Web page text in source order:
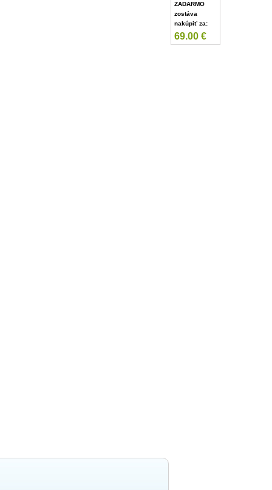
ZADARMO
zostáva
nakúpiť za:
69.00 €